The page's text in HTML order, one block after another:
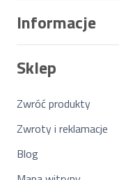
Informacje
Sklep
Zwróć produkty
Zwroty i reklamacje
Blog